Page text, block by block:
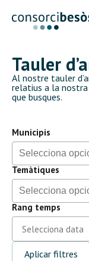
Tauler
Al nostre tauler
relatius a la
que busques.
Municipis
Temàtiques
Rang temps
Aplicar filtres